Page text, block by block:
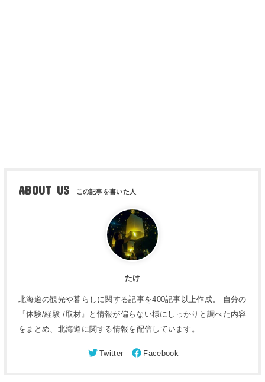
ABOUT US
たけ
北海道の観光や暮らしに関する記事を400記事以上作成。 自分の
『体験/経験 /取材』と情報が偏らない様にしっかりと調べた内容
をまとめ、北海道に関する情報を配信しています。